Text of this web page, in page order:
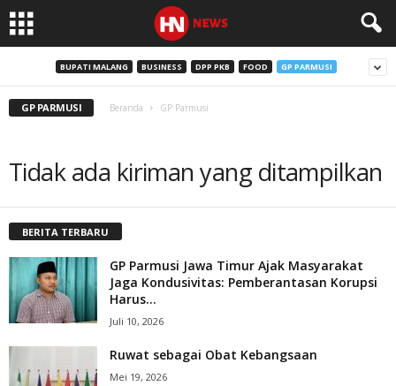
BUPATI MALANG BUSINESS DPP PKB FOOD GP PARMUSI
GP PARMUSI Beranda GP Parmusi
Tidak ada kiriman yang ditampilkan
BERITA TERBARU
GP Parmusi Jawa Timur Ajak Masyarakat
Jaga Kondusivitas: Pemberantasan Korupsi
Harus...
Juli 10, 2026
Ruwat sebagai Obat Kebangsaan
Mei 19, 2026